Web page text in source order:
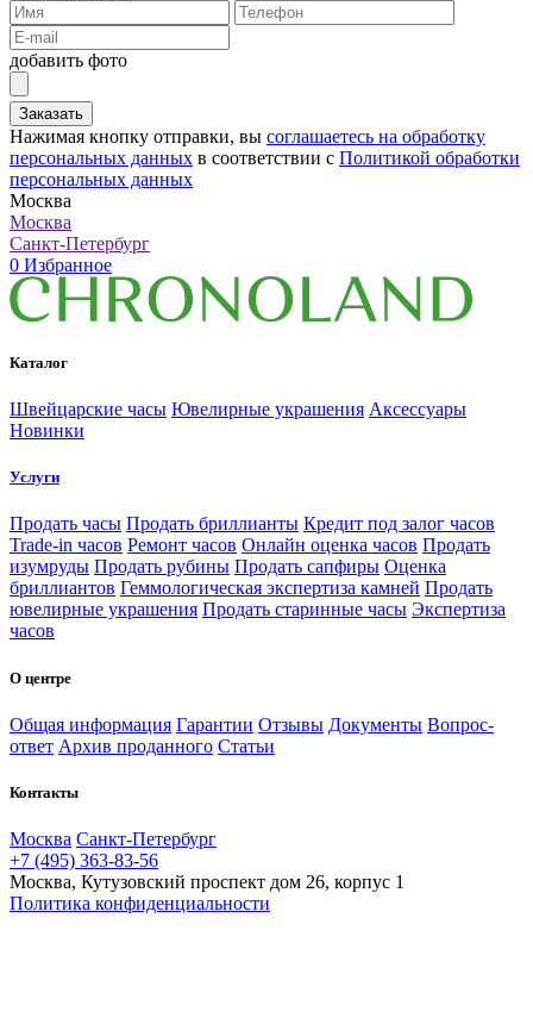
добавить фото
Заказать
Нажимая кнопку отправки, вы соглашаетесь на обработку
персональных данных в соответствии с Политикой обработки
персональных данных
Москва
Москва
Санкт-Петербург
0 Избранное
Каталог
Швейцарские часы Ювелирные украшения Аксессуары
Новинки
Услуги
Продать часы Продать бриллианты Кредит под залог часов
Trade-in часов Ремонт часов Онлайн оценка часов Продать
изумруды Продать рубины Продать сапфиры Оценка
бриллиантов Геммологическая экспертиза камней Продать
ювелирные украшения Продать старинные часы Экспертиза
часов
О центре
Общая информация Гарантии Отзывы Документы Вопрос-
ответ Архив проданного Статьи
Контакты
Москва Санкт-Петербург
+7 (495) 363-83-56
Москва, Кутузовский проспект дом 26, корпус 1
Политика конфиденциальности